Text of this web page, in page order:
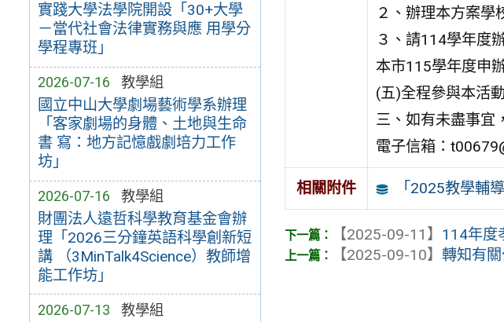
實踐大學法學院開設「30+大學
－當代社會法律實務與應 用學分
學程專班」
2026-07-16 教學組
國立中山大學劇場藝術學系辦理
「客家劇場的身體、土地與生命
書 寫：地方記憶戲劇培力工作
坊」
2026-07-16 教學組
財團法人遠哲科學教育基金會辦
理「2026三分鐘英語科學創新短
講 （3MinTalk4Science）教師增
能工作坊」
2026-07-13 教學組
２、辦理本方案學
３、請114學年度
本市115學年度申
(五)全程參與本活
三、如有未盡事宜
電子信箱：
相關附件 「2025教學輔
【2025-09-11】 114年度
【2025-09-10】轉知有